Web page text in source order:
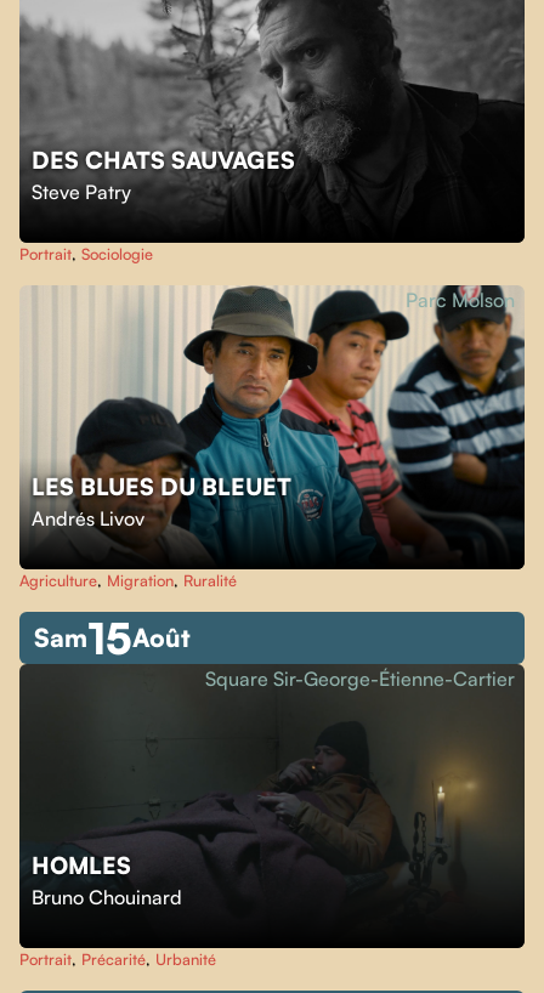
DES CHATS SAUVAGES
Steve Patry
Portrait, Sociologie
LES BLUES DU BLEUET
Andrés Livov
Parc Molson
Agriculture, Migration, Ruralité
Sam15Août
HOMLES
Bruno Chouinard
Square Sir-George-Étienne-Cartier
Portrait, Précarité, Urbanité